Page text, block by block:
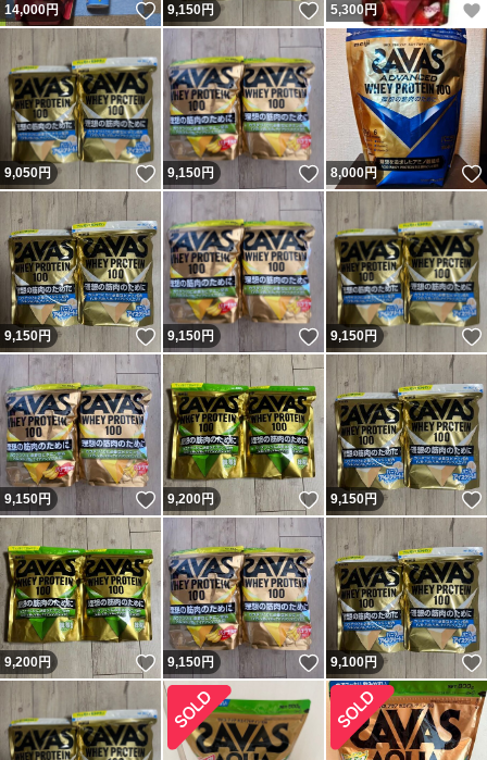
14,000円 いいね！
9,150円 いいね！
5,300円
9,050円 いいね！
9,150円 いいね！
8,000円
9,150円 いいね！
9,150円 いいね！
9,150円
9,150円 いいね！
9,200円 いいね！
9,150円
9,200円 いいね！
9,150円 いいね！
9,100円